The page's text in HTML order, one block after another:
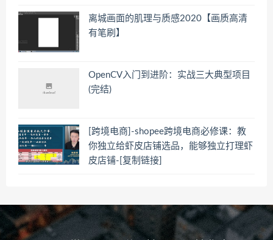
离城画面的肌理与质感2020【画质高清
有笔刷】
OpenCV入门到进阶：实战三大典型项目
(完结)
[跨境电商]-shopee跨境电商必修课：教
你独立给虾皮店铺选品，能够独立打理虾
皮店铺-[复制链接]